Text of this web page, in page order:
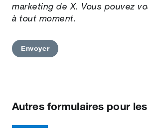
marketing de X. Vous pouvez
à tout moment.
Envoyer
Autres formulaires pour